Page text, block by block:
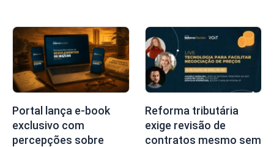
Portal lança e-book
exclusivo com
percepções sobre
Reforma tributária
exige revisão de
contratos mesmo sem